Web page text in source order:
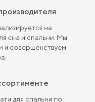
длиной 190 см
на
сна и спальни. Мы
и совершенствуем
для спальни по